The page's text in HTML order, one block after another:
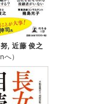
, 近藤 俊之
）